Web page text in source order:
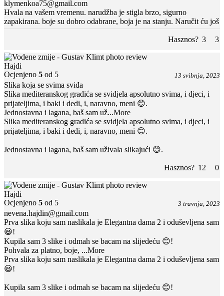
klymenkoa75@gmail.com
Hvala na vašem vremenu. narudžba je stigla brzo, sigurno
zapakirana. boje su dobro odabrane, boja je na stanju. Naručit ću još
Hasznos? 3 3
Hajdi
Ocjenjeno 5 od 5 13 svibnja, 2023
Slika koja se svima sviđa
Slika mediteranskog gradića se svidjela apsolutno svima, i djeci, i
prijateljima, i baki i dedi, i, naravno, meni 😊.
Jednostavna i lagana, baš sam už...More
Slika mediteranskog gradića se svidjela apsolutno svima, i djeci, i
prijateljima, i baki i dedi, i, naravno, meni 😊.
Jednostavna i lagana, baš sam uživala slikajući 😊.
Hasznos? 12 0
Hajdi
Ocjenjeno 5 od 5 3 travnja, 2023
nevena.hajdin@gmail.com
Prva slika koju sam naslikala je Elegantna dama 2 i oduševljena sam
😃!
Kupila sam 3 slike i odmah se bacam na slijedeću 😊!
Pohvala za platno, boje, ...More
Prva slika koju sam naslikala je Elegantna dama 2 i oduševljena sam
😃!
Kupila sam 3 slike i odmah se bacam na slijedeću 😊!